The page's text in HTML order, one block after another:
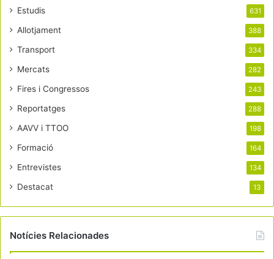
Estudis 631
Allotjament 388
Transport 334
Mercats 282
Fires i Congressos 243
Reportatges 288
AAVV i TTOO 198
Formació 164
Entrevistes 134
Destacat 13
Notícies Relacionades